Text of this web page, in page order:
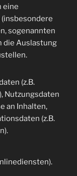
eine
sogenannten
die Auslastung
(z.B.
Nutzungsdaten
an Inhalten,
(z.B.